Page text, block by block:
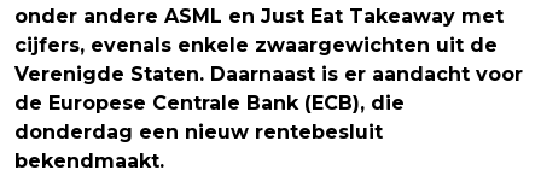
onder andere ASML en Just Eat Takeaway met
cijfers, evenals enkele zwaargewichten uit de
Verenigde Staten. Daarnaast is er aandacht voor
de Europese Centrale Bank (ECB), die
donderdag een nieuw rentebesluit
bekendmaakt.